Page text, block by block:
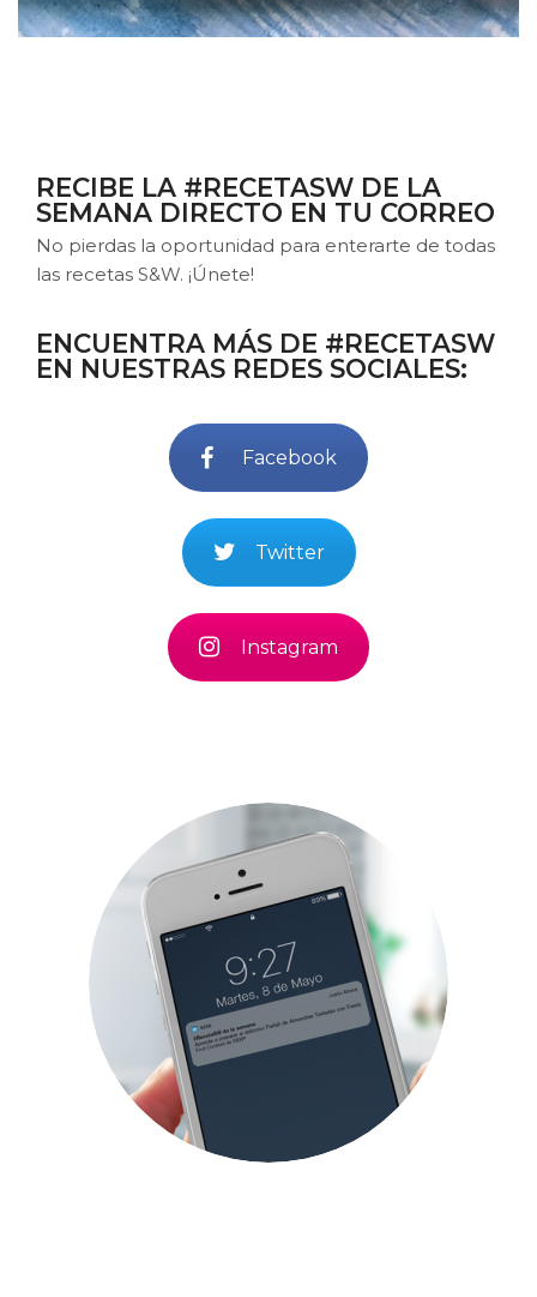
RECIBE LA #RECETASW DE LA
SEMANA DIRECTO EN TU CORREO
No pierdas la oportunidad para enterarte de todas
las recetas S&W. ¡Únete!
ENCUENTRA MÁS DE #RECETASW
EN NUESTRAS REDES SOCIALES:
Facebook
Twitter
Instagram